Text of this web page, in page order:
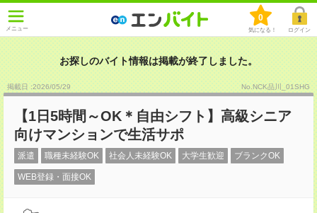
メニュー
0
気になる！ ログイン
お探しのバイト情報は掲載が終了しました。
掲載日 :2026/05/29 No.NCK品川_01SHG
【1日5時間～OK＊自由シフト】高級シニア
向けマンションで生活サポ
派遣 職種未経験OK 社会人未経験OK 大学生歓迎 ブランクOK
WEB登録・面接OK